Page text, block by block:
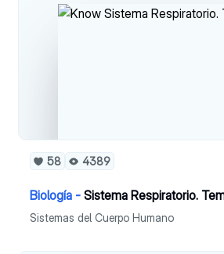
58 4389
Biología - Sistema Respiratorio.
Sistemas del Cuerpo Humano